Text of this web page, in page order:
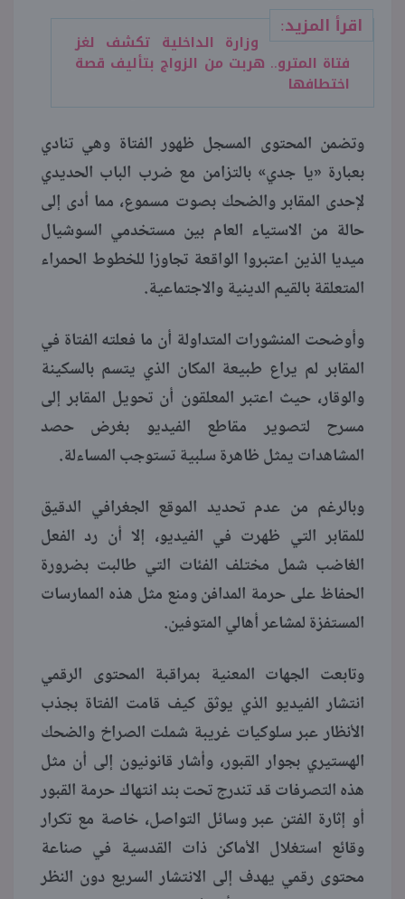
اقرأ المزيد:
وزارة الداخلية تكشف لغز
فتاة المترو.. هربت من الزواج بتأليف قصة
اختطافها
وتضمن المحتوى المسجل ظهور الفتاة وهي تنادي
بعبارة «يا جدي» بالتزامن مع ضرب الباب الحديدي
لإحدى المقابر والضحك بصوت مسموع، مما أدى إلى
حالة من الاستياء العام بين مستخدمي السوشيال
ميديا الذين اعتبروا الواقعة تجاوزا للخطوط الحمراء
المتعلقة بالقيم الدينية والاجتماعية.
وأوضحت المنشورات المتداولة أن ما فعلته الفتاة في
المقابر لم يراع طبيعة المكان الذي يتسم بالسكينة
والوقار، حيث اعتبر المعلقون أن تحويل المقابر إلى
مسرح لتصوير مقاطع الفيديو بغرض حصد
المشاهدات يمثل ظاهرة سلبية تستوجب المساءلة.
وبالرغم من عدم تحديد الموقع الجغرافي الدقيق
للمقابر التي ظهرت في الفيديو، إلا أن رد الفعل
الغاضب شمل مختلف الفئات التي طالبت بضرورة
الحفاظ على حرمة المدافن ومنع مثل هذه الممارسات
المستفزة لمشاعر أهالي المتوفين.
وتابعت الجهات المعنية بمراقبة المحتوى الرقمي
انتشار الفيديو الذي يوثق كيف قامت الفتاة بجذب
الأنظار عبر سلوكيات غريبة شملت الصراخ والضحك
الهستيري بجوار القبور، وأشار قانونيون إلى أن مثل
هذه التصرفات قد تندرج تحت بند انتهاك حرمة القبور
أو إثارة الفتن عبر وسائل التواصل، خاصة مع تكرار
وقائع استغلال الأماكن ذات القدسية في صناعة
محتوى رقمي يهدف إلى الانتشار السريع دون النظر